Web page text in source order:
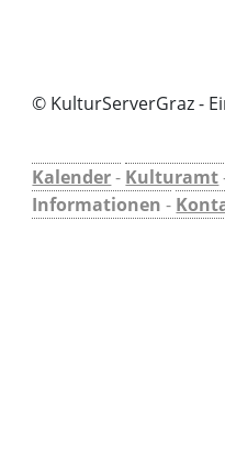
© KulturServerGraz -
Kalender- Kulturamt
Informationen -